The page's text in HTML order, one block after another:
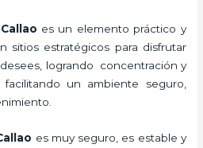
es un elemento práctico y
sitios estratégicos para disfrutar
logrando concentración y
un ambiente seguro,
es muy seguro, es estable y